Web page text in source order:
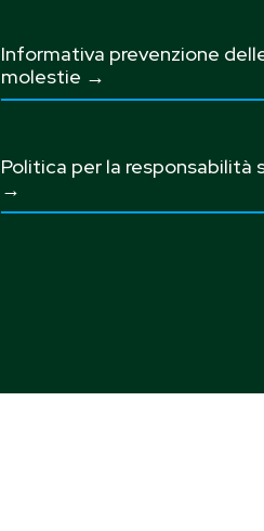
Informativa prevenzione
molestie →
Politica per la responsabilità
→